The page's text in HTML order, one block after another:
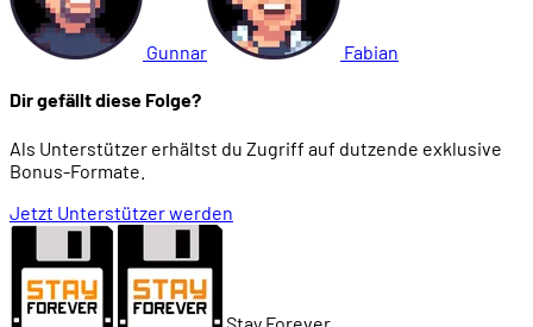
Gunnar Fabian
Dir gefällt diese Folge?
Als Unterstützer erhältst du Zugriff auf dutzende exklusive
Bonus-Formate.
Jetzt Unterstützer werden
Stay Forever